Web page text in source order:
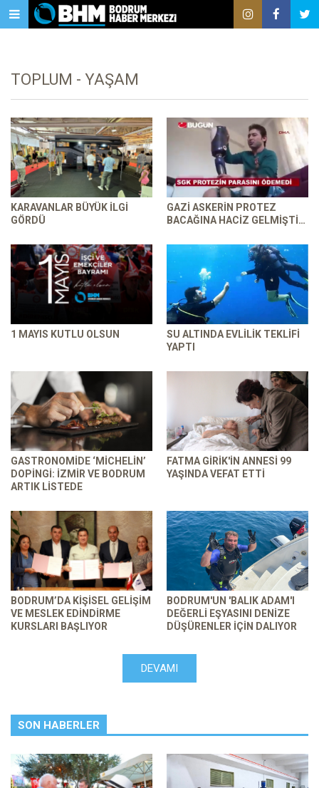
TOPLUM - YAŞAM
KARAVANLAR BÜYÜK ILGI
GÖRDÜ
GAZI ASKERIN PROTEZ
BACAĞINA HACIZ GELMIŞTI…
1 MAYIS KUTLU OLSUN
SU ALTINDA EVLILIK TEKLIFI
YAPTI
GASTRONOMIDE ‘MICHELIN’
DOPINGI: İZMIR VE BODRUM
ARTIK LISTEDE
FATMA GIRIK'IN ANNESI 99
YAŞINDA VEFAT ETTI
BODRUM’DA KIŞISEL GELIŞIM
VE MESLEK EDINDIRME
KURSLARI BAŞLIYOR
BODRUM'UN 'BALIK ADAM'I
DEĞERLI EŞYASINI DENIZE
DÜŞÜRENLER IÇIN DALIYOR
DEVAMI
SON HABERLER